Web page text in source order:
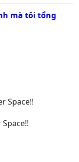
mà tôi tổng
Space!!